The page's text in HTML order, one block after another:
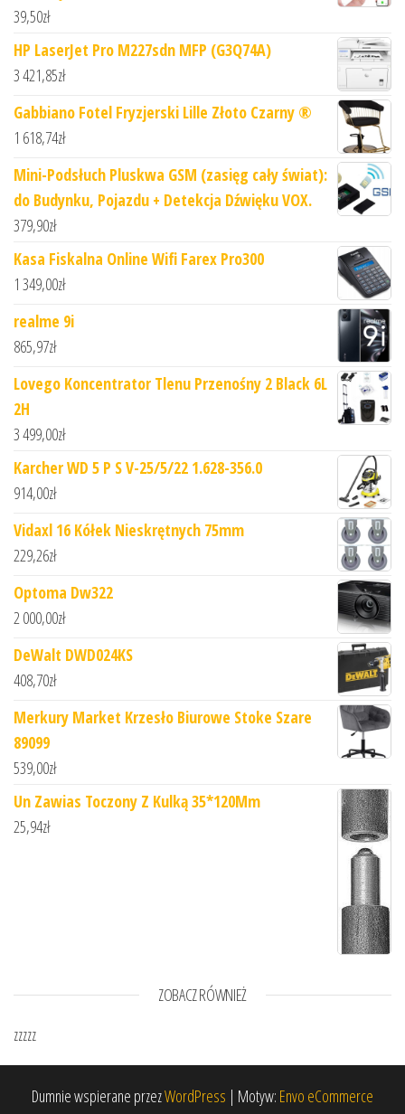
39,50zł
HP LaserJet Pro M227sdn MFP (G3Q74A)
3 421,85zł
Gabbiano Fotel Fryzjerski Lille Złoto Czarny ®
1 618,74zł
Mini-Podsłuch Pluskwa GSM (zasięg cały świat):
do Budynku, Pojazdu + Detekcja Dźwięku VOX.
379,90zł
Kasa Fiskalna Online Wifi Farex Pro300
1 349,00zł
realme 9i
865,97zł
Lovego Koncentrator Tlenu Przenośny 2 Black 6L
2H
3 499,00zł
Karcher WD 5 P S V-25/5/22 1.628-356.0
914,00zł
Vidaxl 16 Kółek Nieskrętnych 75mm
229,26zł
Optoma Dw322
2 000,00zł
DeWalt DWD024KS
408,70zł
Merkury Market Krzesło Biurowe Stoke Szare
89099
539,00zł
Un Zawias Toczony Z Kulką 35*120Mm
25,94zł
ZOBACZ RÓWNIEŻ
zzzzz
Dumnie wspierane przezWordPress | Motyw: Envo eCommerce